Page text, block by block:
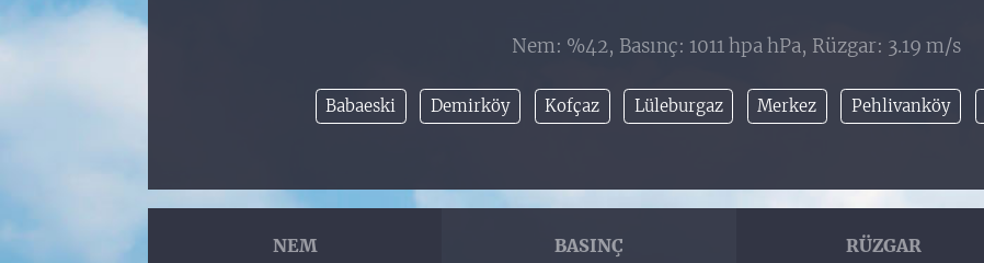
Nem: %42, Basınç: 1011 hpa hPa, Rüzgar: 3.19 m/s
Babaeski Demirköy Kofçaz Lüleburgaz Merkez Pehlivanköy
NEM BASINÇ RÜZGAR